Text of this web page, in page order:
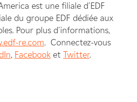
est une filiale d'EDF
du groupe EDF dédiée aux
Pour plus d'informations,
re.com. Connectez-vous
, Facebook et Twitter.